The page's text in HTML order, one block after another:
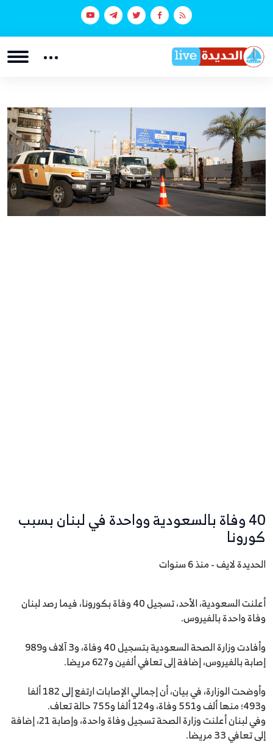
40 وفاة بالسعودية وواحدة في لبنان بسبب
كورونا
الحديدة لايف - منذ 6 سنوات
أعلنت السعودية، الأحد، تسجيل 40 وفاة بكورونا، فيما رصد لبنان
وفاة واحدة بالفيروس.
وأفادت وزارة الصحة السعودية بتسجيل 40 وفاة، و3 آلاف و989
إصابة بالفيروس، إضافة إلى تعافي ألفين و627 مريضا.
وأوضحت الوزارة، في بيان، أن إجمالي الإصابات ارتفع إلى 182 ألفا
و493؛ منها ألف و551 وفاة، و124 ألفا و755 حالة تعاف.
وفي لبنان أعلنت وزارة الصحة تسجيل وفاة واحدة، وإصابة 21، إضافة
إلى تعافي 33 مريضا.